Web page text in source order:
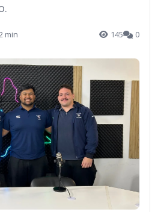
min 145 0